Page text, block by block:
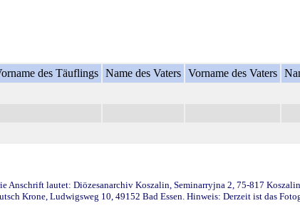
des Täuflings Name des Vaters Vorname des Vaters
lautet: Diözesanarchiv Koszalin, Seminarryjna 2, 75-817
Krone, Ludwigsweg 10, 49152 Bad Essen. Hinweis: Derzeit ist das